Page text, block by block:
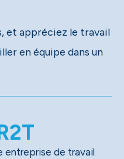
et appréciez le travail
en équipe dans un
entreprise de travail